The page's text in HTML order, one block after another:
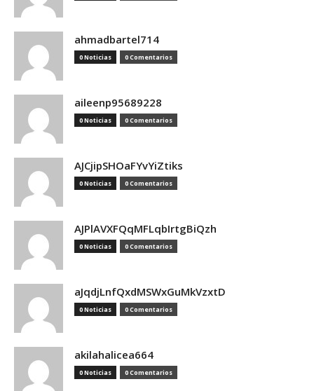
ahmadbartel714
0 Noticias 0 Comentarios
aileenp95689228
0 Noticias 0 Comentarios
AJCjipSHOaFYvYiZtiks
0 Noticias 0 Comentarios
AJPlAVXFQqMFLqbIrtgBiQzh
0 Noticias 0 Comentarios
aJqdjLnfQxdMSWxGuMkVzxtD
0 Noticias 0 Comentarios
akilahalicea664
0 Noticias 0 Comentarios